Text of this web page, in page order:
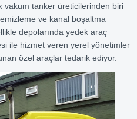
vakum tanker üreticilerinden biri
ve kanal boşaltma
depolarında yedek araç
ile hizmet veren yerel yönetimler
özel araçlar tedarik ediyor.